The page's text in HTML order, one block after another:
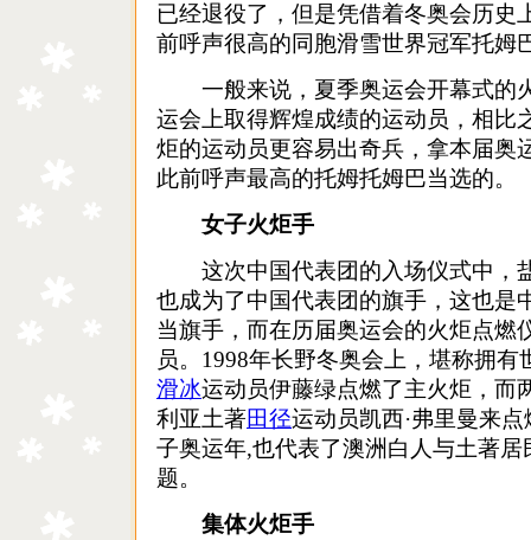
已经退役了，但是凭借着冬奥会历史
前呼声很高的同胞滑雪世界冠军托姆
一般来说，夏季奥运会开幕式的
运会上取得辉煌成绩的运动员，相比
炬的运动员更容易出奇兵，拿本届奥
此前呼声最高的托姆托姆巴当选的。
女子火炬手
这次中国代表团的入场仪式中，
也成为了中国代表团的旗手，这也是
当旗手，而在历届奥运会的火炬点燃
员。1998年长野冬奥会上，堪称拥
滑冰运动员伊藤绿点燃了主火炬，而
利亚土著田径运动员凯西·弗里曼来
子奥运年,也代表了澳洲白人与土著
题。
集体火炬手